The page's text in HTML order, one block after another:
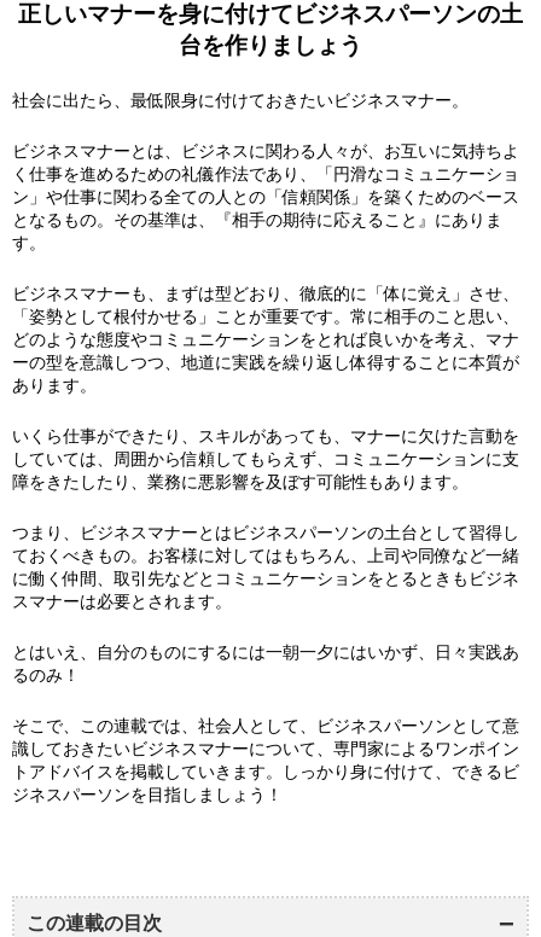
正しいマナーを身に付けてビジネスパーソンの土
台を作りましょう
社会に出たら、最低限身に付けておきたいビジネスマナー。
ビジネスマナーとは、ビジネスに関わる人々が、お互いに気持ちよ
く仕事を進めるための礼儀作法であり、「円滑なコミュニケーショ
ン」や仕事に関わる全ての人との「信頼関係」を築くためのベース
となるもの。その基準は、『相手の期待に応えること』にありま
す。
ビジネスマナーも、まずは型どおり、徹底的に「体に覚え」させ、
「姿勢として根付かせる」ことが重要です。常に相手のこと思い、
どのような態度やコミュニケーションをとれば良いかを考え、マナ
ーの型を意識しつつ、地道に実践を繰り返し体得することに本質が
あります。
いくら仕事ができたり、スキルがあっても、マナーに欠けた言動を
していては、周囲から信頼してもらえず、コミュニケーションに支
障をきたしたり、業務に悪影響を及ぼす可能性もあります。
つまり、ビジネスマナーとはビジネスパーソンの土台として習得し
ておくべきもの。お客様に対してはもちろん、上司や同僚など一緒
に働く仲間、取引先などとコミュニケーションをとるときもビジネ
スマナーは必要とされます。
とはいえ、自分のものにするには一朝一夕にはいかず、日々実践あ
るのみ！
そこで、この連載では、社会人として、ビジネスパーソンとして意
識しておきたいビジネスマナーについて、専門家によるワンポイン
トアドバイスを掲載していきます。しっかり身に付けて、できるビ
ジネスパーソンを目指しましょう！
この連載の目次